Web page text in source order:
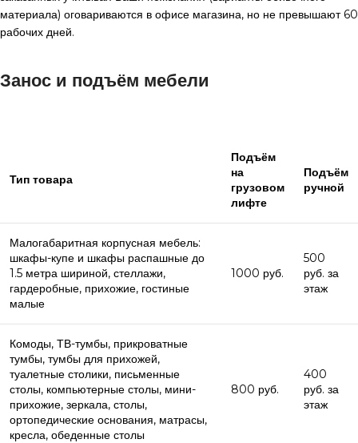
материала) оговариваются в офисе магазина, но не превышают 60
рабочих дней.
Занос и подъём мебели
Тип товара
Подъём
на
грузовом
лифте
Подъём
ручной
Малогабаритная корпусная мебель:
шкафы-купе и шкафы распашные до
1.5 метра шириной, стеллажи,
гардеробные, прихожие, гостиные
малые
1000 руб.
500
руб. за
этаж
Комоды, ТВ-тумбы, прикроватные
тумбы, тумбы для прихожей,
туалетные столики, письменные
столы, компьютерные столы, мини-
прихожие, зеркала, столы,
ортопедические основания, матрасы,
кресла, обеденные столы
800 руб.
400
руб. за
этаж